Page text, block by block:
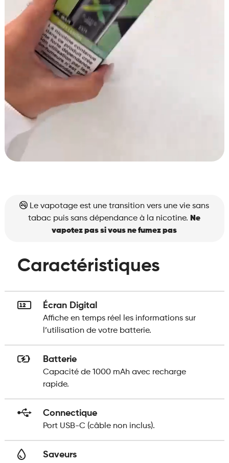
Le vapotage est une transition vers une vie sans
tabac puis sans dépendance à la nicotine. Ne
vapotez pas si vous ne fumez pas
Caractéristiques
Écran Digital
Affiche en temps réel les informations sur
l’utilisation de votre batterie.
Batterie
Capacité de 1000 mAh avec recharge
rapide.
Connectique
Port USB-C (câble non inclus).
Saveurs